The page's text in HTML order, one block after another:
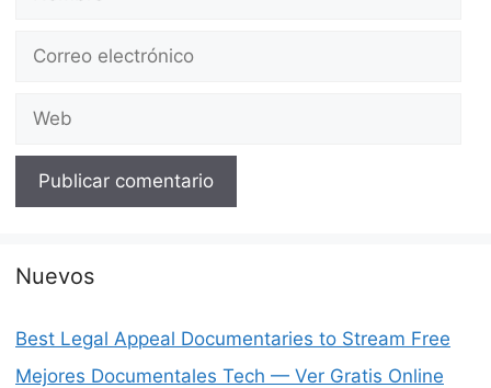
Correo
Web
Nuevos
Best Legal Appeal Documentaries to Stream Free
Mejores Documentales Tech — Ver Gratis Online